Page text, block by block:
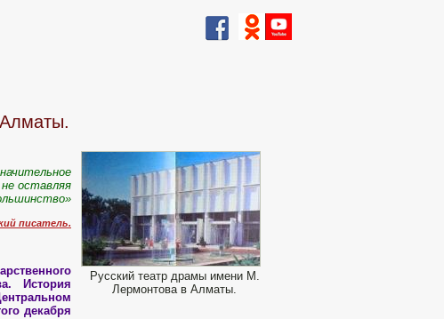
Русский театр драмы имени М.
Лермонтова в Алматы.
оставляя
писатель.
История
декабря